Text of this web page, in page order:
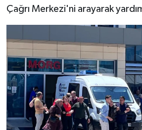
Çağrı Merkezi'ni arayarak